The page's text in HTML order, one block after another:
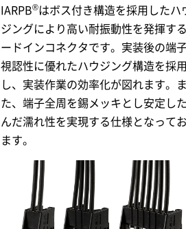
IARPB®はボス付き構造を採用したハ
ジングにより高い耐振動性を発揮す
ードインコネクタです。実装後の端
視認性に優れたハウジング構造を採
し、実装作業の効率化が図れます。
た、端子全周を錫メッキとし安定し
んだ濡れ性を実現する仕様となって
ます。